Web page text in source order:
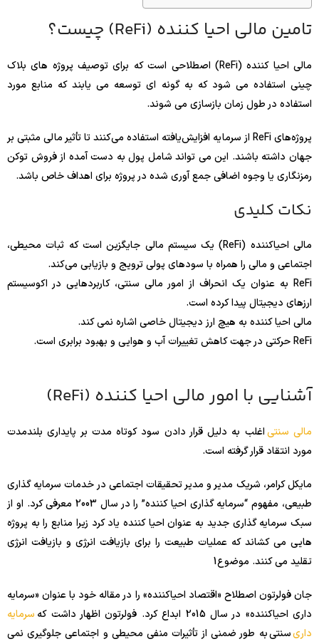
تامین مالی احیا کننده (ReFi) چیست؟
مالی احیا کننده (ReFi) اصطلاحی است که برای توصیف پروژه های بلاک
چینی استفاده می شود که به گونه ای توسعه می یابند که منابع مورد
استفاده در طول زمان بازسازی می شوند.
پروژه‌های ReFi از سرمایه افزایش‌یافته استفاده می‌کنند تا تأثیر مالی مثبتی بر
جهان داشته باشند. این می تواند شامل پول به دست آمده از فروش توکن
رمزنگاری یا وجوه اضافی جمع آوری شده در پروژه برای اهداف خاص باشد.
نکات کلیدی
مالی احیاکننده (ReFi) یک سیستم مالی جایگزین است که ثبات محیطی،
اجتماعی و مالی را همراه با سودهای پولی ترویج و بازیابی می‌کند.
ReFi به عنوان یک انحراف از امور مالی سنتی، کاربردهایی در اکوسیستم
ارزهای دیجیتال پیدا کرده است.
مالی احیا کننده به هیچ ارز دیجیتال خاصی اشاره نمی کند.
ReFi حرکتی در جهت کاهش تغییرات آب و هوایی و بهبود برابری است.
آشنایی با امور مالی احیا کننده (ReFi)
مالی سنتیاغلب به دلیل قرار دادن سود کوتاه مدت بر پایداری بلندمدت
مورد انتقاد قرار گرفته است.
مایکل کرامر، شریک مدیر و مدیر تحقیقات اجتماعی در خدمات سرمایه گذاری
طبیعی، مفهوم “سرمایه گذاری احیا کننده” را در سال 2003 معرفی کرد. او از
سبک سرمایه گذاری جدید به عنوان احیا کننده یاد کرد زیرا منابع را به پروژه
هایی می کشاند که عملیات طبیعت را برای بازیافت انرژی و بازیافت انرژی
تقلید می کنند. موضوع1
جان فولرتون اصطلاح «اقتصاد احیاکننده» را در مقاله خود با عنوان «سرمایه
داری احیاکننده» در سال 2015 ابداع کرد. فولرتون اظهار داشت که
سرمایه
داریسنتی به طور ضمنی از تأثیرات منفی محیطی و اجتماعی جلوگیری نمی